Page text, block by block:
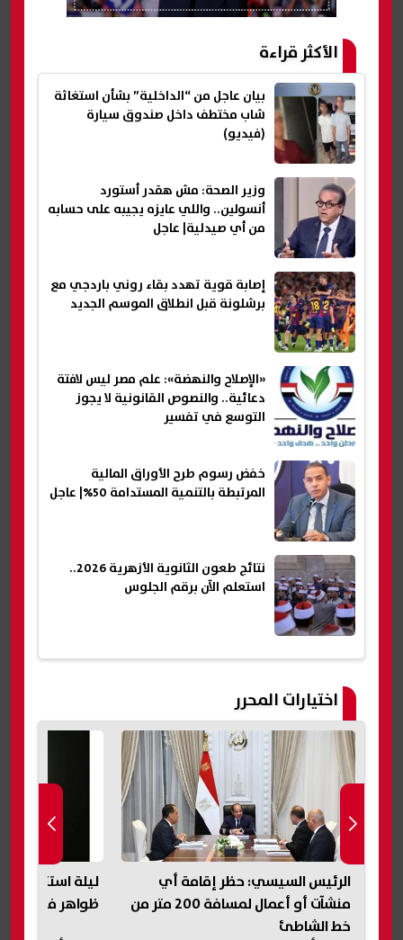
الأكثر قراءة
بيان عاجل من “الداخلية” بشأن استغاثة
شاب مختطف داخل صندوق سيارة
(فيديو)
وزير الصحة: مش هقدر أستورد
أنسولين.. واللي عايزه يجيبه على حسابه
من أي صيدلية| عاجل
إصابة قوية تهدد بقاء روني باردجي مع
برشلونة قبل انطلاق الموسم الجديد
«الإصلاح والنهضة»: علم مصر ليس لافتة
دعائية.. والنصوص القانونية لا يجوز
التوسع في تفسير
خفض رسوم طرح الأوراق المالية
المرتبطة بالتنمية المستدامة 50%| عاجل
نتائج طعون الثانوية الأزهرية 2026..
استعلم الآن برقم الجلوس
اختيارات المحرر
الرئيس السيسي: حظر إقامة أي
منشآت أو أعمال لمسافة 200 متر من
خط الشاطئ
ظواهر فلكية